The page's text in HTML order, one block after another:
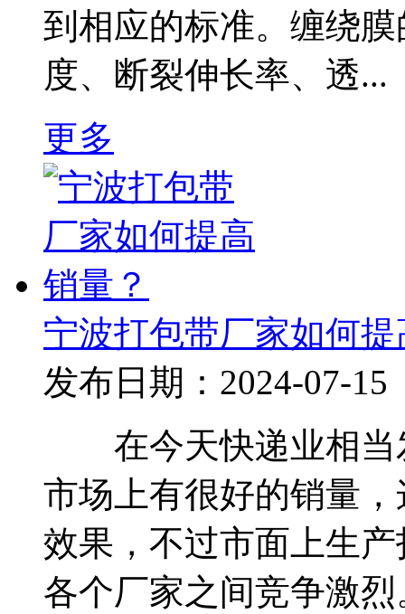
到相应的标准。缠绕
度、断裂伸长率、透...
更多
宁波打包带厂家如何
发布日期：2024-07-15
在今天快递业相当
市场上有很好的销量
效果，不过市面上生
各个厂家之间竞争激